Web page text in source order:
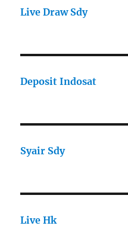
Live Draw Sdy
Deposit Indosat
Syair Sdy
Live Hk